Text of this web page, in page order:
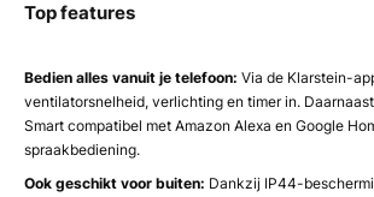
Top features
Bedien alles vanuit je telefoon: Via de Klarstein-
ventilatorsnelheid, verlichting en timer in.
Smart compatibel met Amazon Alexa en Google
spraakbediening.
Ook geschikt voor buiten: Dankzij IP44-